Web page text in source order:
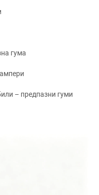
гума
– предпазни гуми